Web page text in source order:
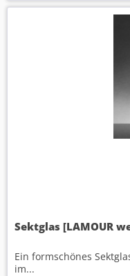
Sektglas [LAMOUR
Ein formschönes
im...